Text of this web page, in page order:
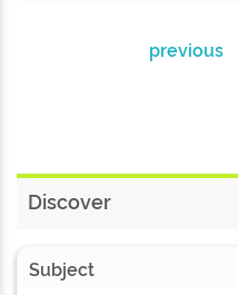
previous
Discover
Subject